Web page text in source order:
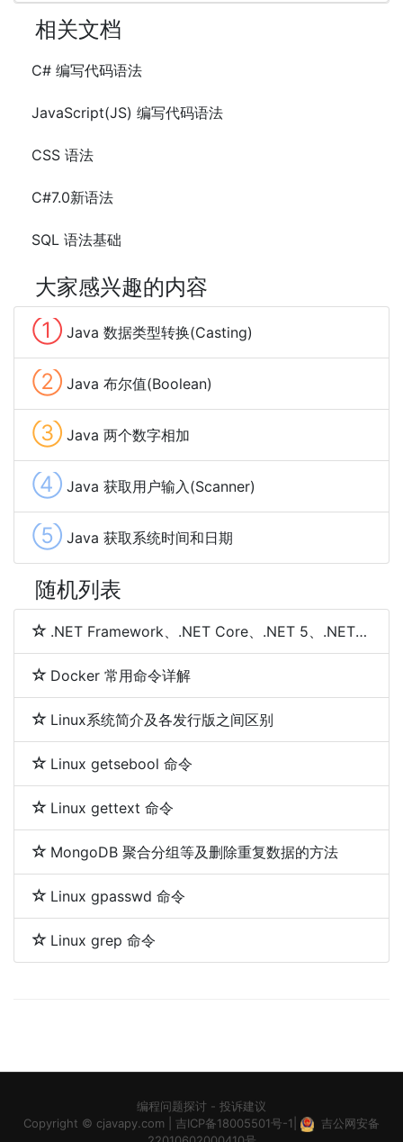
相关文档
C# 编写代码语法
JavaScript(JS) 编写代码语法
CSS 语法
C#7.0新语法
SQL 语法基础
大家感兴趣的内容
① Java 数据类型转换(Casting)
② Java 布尔值(Boolean)
③ Java 两个数字相加
④ Java 获取用户输入(Scanner)
⑤ Java 获取系统时间和日期
随机列表
.NET Framework、.NET Core、.NET 5、.NET 6和.NET 7 简介及区别
Docker 常用命令详解
Linux系统简介及各发行版之间区别
Linux getsebool 命令
Linux gettext 命令
MongoDB 聚合分组等及删除重复数据的方法
Linux gpasswd 命令
Linux grep 命令
编程问题探讨 - 投诉建议
Copyright © cjavapy.com 吉ICP备18005501号-1
吉公网安备